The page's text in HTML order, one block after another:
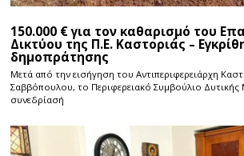
150.000 € για τον καθαρισμό του
Δικτύου της Π.Ε. Καστοριάς –
δημοπράτησης
Μετά από την εισήγηση του Αντιπεριφερειάρχη
Σαββόπουλου, το Περιφερειακό Συμβούλιο Δυτικής
συνεδρίασή